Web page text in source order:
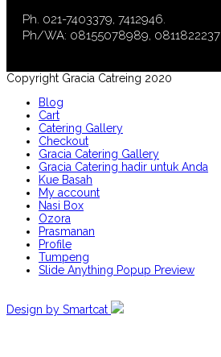
Ph. 021-7403379, 7412946.
Ph/WA: 08155078989, 0811822237
Copyright Gracia Catreing 2020
Blog
Cart
Catering Gallery
Checkout
Gracia Catering Gallery
Gracia Catering hadir untuk Anda
Kue Basah
My account
Nasi Box
Ozora
Prasmanan
Profile
Tumpeng
Slide Anything Popup Preview
Design by Smartcat